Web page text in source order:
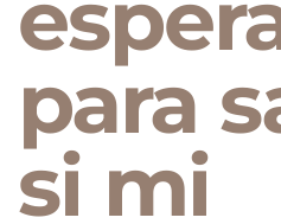
para
si mi